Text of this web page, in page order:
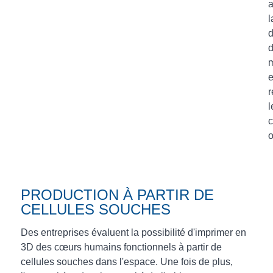
PRODUCTION À PARTIR DE
CELLULES SOUCHES
Des entreprises évaluent la possibilité d'imprimer en
3D des cœurs humains fonctionnels à partir de
cellules souches dans l'espace. Une fois de plus,